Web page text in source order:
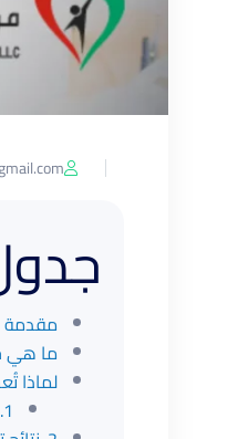
مقدمة
ما هي
لماذا
1. شفاء أسرع وعودة سريعة للحياة الطبيعية